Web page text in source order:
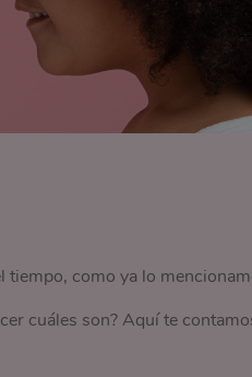
como ya lo
cuáles son? Aquí te